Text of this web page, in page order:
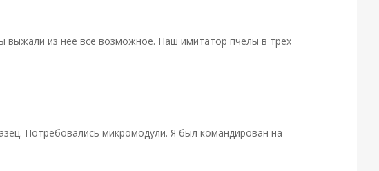
выжали из нее все возможное. Наш имитатор пчелы в трех
Потребовались микромодули. Я был командирован на